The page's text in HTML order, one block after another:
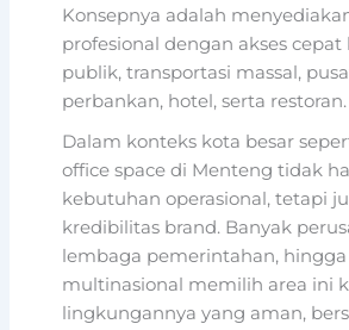
Konsepnya adalah
profesional dengan akses cepat
publik, transportasi massal,
perbankan, hotel, serta restoran.
Dalam konteks kota besar
office space di Menteng tidak
kebutuhan operasional, tetapi
kredibilitas brand. Banyak
lembaga pemerintahan,
multinasional memilih area ini
lingkungannya yang aman,